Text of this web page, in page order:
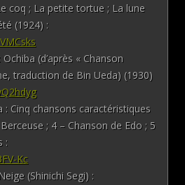
coq ; La petite tortue ; La lune
(1924) :
(d’après « Chanson
traduction de Bin Ueda) (1930)
Cinq chansons caractéristiques
; 4 – Chanson de Edo ; 5
:
Kc
(Shinichi Segi) :